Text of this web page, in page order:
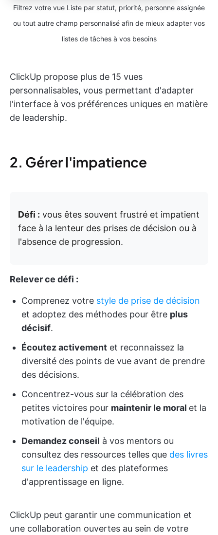
Filtrez votre vue Liste par statut, priorité, personne assignée
ou tout autre champ personnalisé afin de mieux adapter vos
listes de tâches à vos besoins
ClickUp propose plus de 15 vues
personnalisables, vous permettant d'adapter
l'interface à vos préférences uniques en matière
de leadership.
2. Gérer l'impatience
Défi : vous êtes souvent frustré et impatient
face à la lenteur des prises de décision ou à
l'absence de progression.
Relever ce défi :
Comprenez votre style de prise de décision
et adoptez des méthodes pour être plus
décisif.
Écoutez activement et reconnaissez la
diversité des points de vue avant de prendre
des décisions.
Concentrez-vous sur la célébration des
petites victoires pour maintenir le moral et la
motivation de l'équipe.
Demandez conseil à vos mentors ou
consultez des ressources telles que des livres
sur le leadership et des plateformes
d'apprentissage en ligne.
ClickUp peut garantir une communication et
une collaboration ouvertes au sein de votre